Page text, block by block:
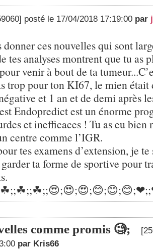
posté le 17/04/2018 17:19:00 par
ces nouvelles qui sont
tes analyses montrent que tu as
venir à bout de ta
trop pour ton KI67, le mien était
et 1 an et de demi après
Endopredict est un énorme
et inefficaces ! Tu as eu bien
centre comme l’IGR.
tes examens d’extension, je
ta forme de sportive pour
comme promis 🧐;
par Kris66